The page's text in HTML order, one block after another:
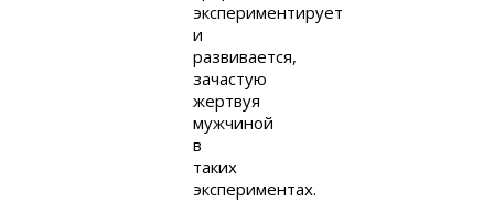
экспериментирует
и
развивается,
зачастую
жертвуя
мужчиной
в
таких
экспериментах.